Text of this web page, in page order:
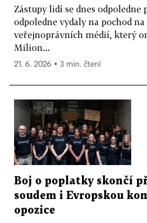
Zástupy lidí se dnes odpoledne
odpoledne vydaly na pochod
veřejnoprávních médií, který
Milion...
21. 6. 2026 ▪ 3 min. čtení
Boj o poplatky skončí
soudem i Evropskou
opozice